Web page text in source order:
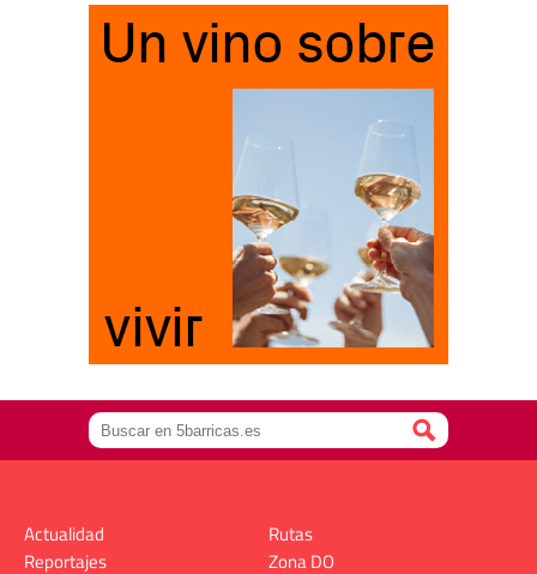
Actualidad
Reportajes
Rutas
Zona DO